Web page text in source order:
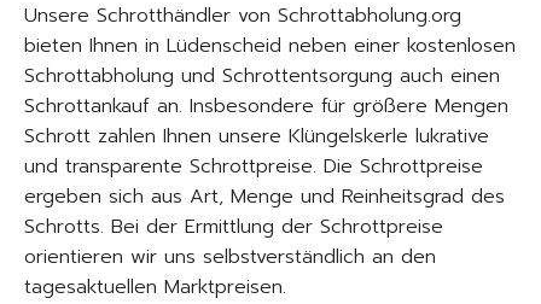
Unsere Schrotthändler von Schrottabholung.org
bieten Ihnen in Lüdenscheid neben einer kostenlosen
Schrottabholung und Schrottentsorgung auch einen
Schrottankauf an. Insbesondere für größere Mengen
Schrott zahlen Ihnen unsere Klüngelskerle lukrative
und transparente Schrottpreise. Die Schrottpreise
ergeben sich aus Art, Menge und Reinheitsgrad des
Schrotts. Bei der Ermittlung der Schrottpreise
orientieren wir uns selbstverständlich an den
tagesaktuellen Marktpreisen.